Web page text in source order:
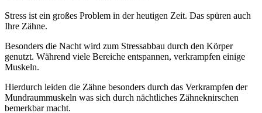
Stress ist ein großes Problem in der heutigen Zeit. Das spüren auch
Ihre Zähne.
Besonders die Nacht wird zum Stressabbau durch den Körper
genutzt. Während viele Bereiche entspannen, verkrampfen einige
Muskeln.
Hierdurch leiden die Zähne besonders durch das Verkrampfen der
Mundraummuskeln was sich durch nächtliches Zähneknirschen
bemerkbar macht.